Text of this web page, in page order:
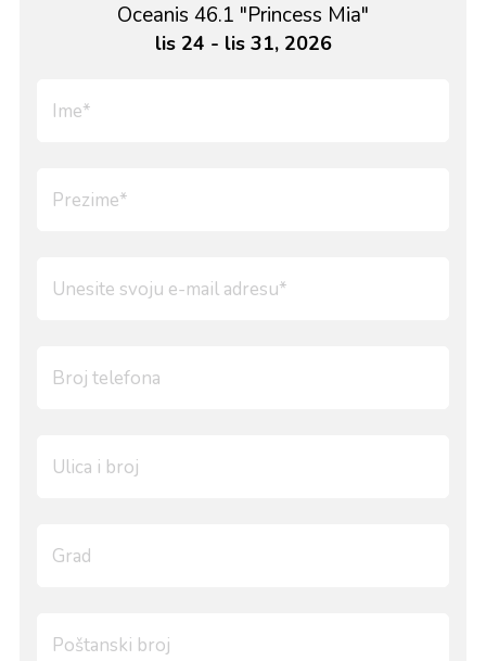
Oceanis 46.1 "Princess Mia"
lis 24 - lis 31, 2026